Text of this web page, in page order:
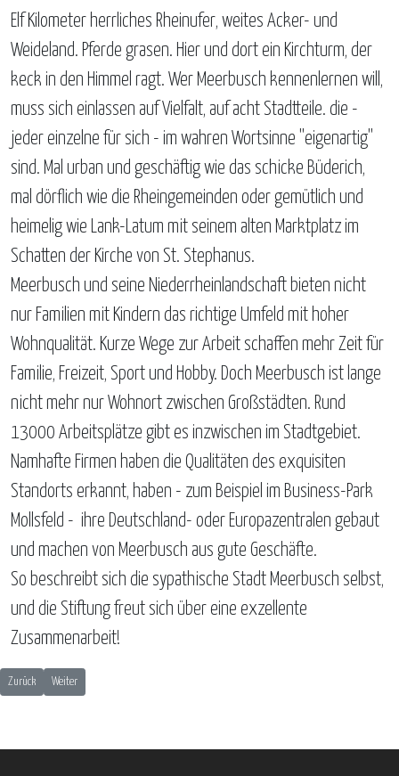
Elf Kilometer herrliches Rheinufer, weites Acker- und
Weideland. Pferde grasen. Hier und dort ein Kirchturm, der
keck in den Himmel ragt. Wer Meerbusch kennenlernen will,
muss sich einlassen auf Vielfalt, auf acht Stadtteile. die -
jeder einzelne für sich - im wahren Wortsinne "eigenartig"
sind. Mal urban und geschäftig wie das schicke Büderich,
mal dörflich wie die Rheingemeinden oder gemütlich und
heimelig wie Lank-Latum mit seinem alten Marktplatz im
Schatten der Kirche von St. Stephanus.
Meerbusch und seine Niederrheinlandschaft bieten nicht
nur Familien mit Kindern das richtige Umfeld mit hoher
Wohnqualität. Kurze Wege zur Arbeit schaffen mehr Zeit für
Familie, Freizeit, Sport und Hobby. Doch Meerbusch ist lange
nicht mehr nur Wohnort zwischen Großstädten. Rund
13000 Arbeitsplätze gibt es inzwischen im Stadtgebiet.
Namhafte Firmen haben die Qualitäten des exquisiten
Standorts erkannt, haben - zum Beispiel im Business-Park
Mollsfeld - ihre Deutschland- oder Europazentralen gebaut
und machen von Meerbusch aus gute Geschäfte.
So beschreibt sich die sypathische Stadt Meerbusch selbst,
und die Stiftung freut sich über eine exzellente
Zusammenarbeit!
Vorheriger Beitrag: Augustinum gGmbH
Zurück Nächster Beitrag: St. Elisabeth-Hospital Meerbusch
Weiter